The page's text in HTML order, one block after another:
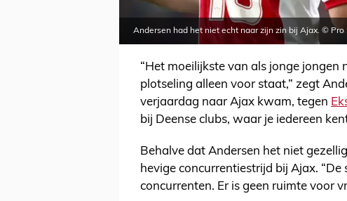
Andersen had het niet echt naar zijn zin bij Ajax. © Pro
“Het moeilijkste van als jonge jongen
plotseling alleen voor staat,” zegt
verjaardag naar Ajax kwam, tegen
bij Deense clubs, waar je iedereen
Behalve dat Andersen het niet
hevige concurrentiestrijd bij Ajax.
concurrenten. Er is geen ruimte voor